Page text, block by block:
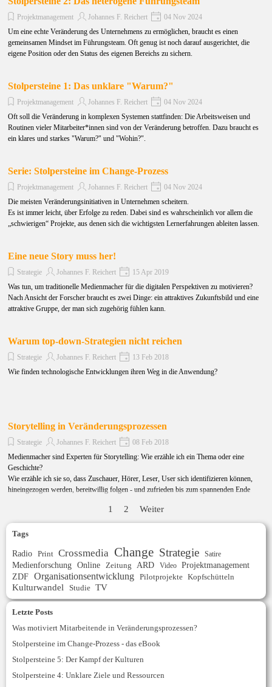
Projektmanagement Johannes F. Reichert
04 Nov 2024
Um eine echte Veränderung des Unternehmens zu ermöglichen, braucht es einen
gemeinsamen Mindset im Führungsteam. Oft genug ist noch darauf ausgerichtet, die
eigene Position oder den Status des eigenen Bereichs zu sichern.
Stolpersteine 1: Das unklare "Warum?"
Projektmanagement Johannes F. Reichert
04 Nov 2024
Oft soll die Veränderung in komplexen Systemen stattfinden: Die Arbeitsweisen und
Routinen vieler Mitarbeiter*innen sind von der Veränderung betroffen. Dazu braucht es
ein klares und starkes "Warum?" und "Wohin?".
Serie: Stolpersteine im Change-Prozess
Projektmanagement Johannes F. Reichert
04 Nov 2024
Die meisten Veränderungsinitiativen in Unternehmen scheitern.
Es ist immer leicht, über Erfolge zu reden. Dabei sind es wahrscheinlich vor allem die
„schwierigen“ Projekte, aus denen sich die wichtigsten Lernerfahrungen ableiten lassen.
Eine neue Story muss her!
Strategie Johannes F. Reichert
15 Apr 2019
Was tun, um traditionelle Medienmacher für die digitalen Perspektiven zu motivieren?
Nach Ansicht der Forscher braucht es zwei Dinge: ein attraktives Zukunftsbild und eine
attraktive Gruppe, der man sich zugehörig fühlen kann.
Warum top-down-Strategien nicht reichen
Strategie Johannes F. Reichert
13 Feb 2018
Wie finden technologische Entwicklungen ihren Weg in die Anwendung?
Storytelling in Veränderungsprozessen
Strategie Johannes F. Reichert
08 Feb 2018
Medienmacher sind Experten für Storytelling: Wie erzähle ich ein Thema oder eine
Geschichte?
Wie erzähle ich sie so, dass Zuschauer, Hörer, Leser, User sich identifizieren können,
hineingezogen werden, bereitwillig folgen - und zufrieden bis zum spannenden Ende
Diese Kompetenz wenden Medienentscheider leider kaum auf sich selbst an – mit fatalen
Folgen.
1 2 Weiter
Tags
Radio Print Crossmedia Change Strategie Satire
Medienforschung Online Zeitung ARD Video Projektmanagement
ZDF Organisationsentwicklung Pilotprojekte Kopfschütteln
Kulturwandel Studie TV
Letzte Posts
Was motiviert Mitarbeitende in Veränderungsprozessen?
Stolpersteine im Change-Prozess - das eBook
Stolpersteine 5: Der Kampf der Kulturen
Stolpersteine 4: Unklare Ziele und Ressourcen